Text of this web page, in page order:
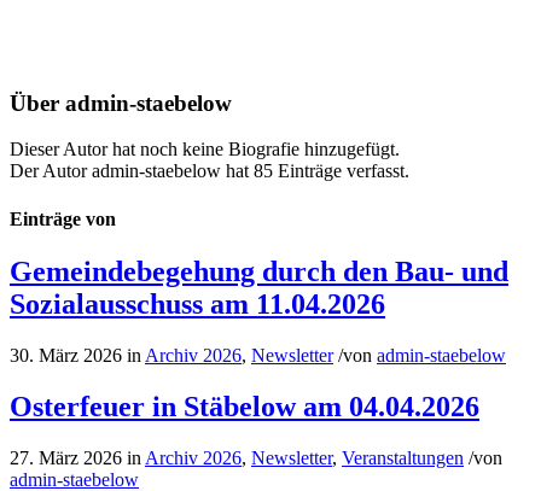
Über admin-staebelow
Dieser Autor hat noch keine Biografie hinzugefügt.
Der Autoradmin-staebelow hat 85 Einträge verfasst.
Einträge von
Gemeindebegehung durch den Bau- und
Sozialausschuss am 11.04.2026
30. März 2026 in Archiv 2026, Newsletter /von admin-staebelow
Osterfeuer in Stäbelow am 04.04.2026
27. März 2026 in Archiv 2026, Newsletter, Veranstaltungen /von
admin-staebelow